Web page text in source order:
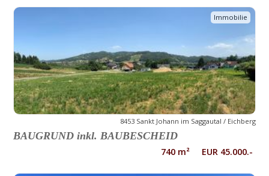
Immobilie
8453 Sankt Johann im Saggautal / Eichberg
BAUGRUND inkl. BAUBESCHEID
740 m² EUR 45.000.-